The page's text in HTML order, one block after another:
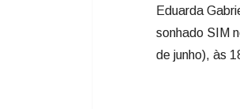
Eduarda
sonhado SIM
de junho), às